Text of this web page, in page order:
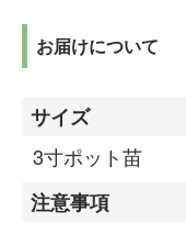
お届けについて
サイズ
3寸ポット苗
注意事項